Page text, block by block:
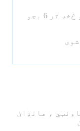
دوشنبه-جمعه: د سهار له 9 بجو څخه تر 6 بجو
کاونټي ، هانډان